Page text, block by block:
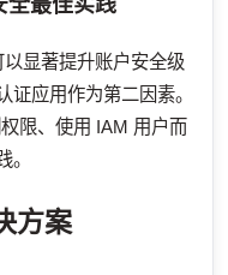
全最佳实践
显著提升账户安全级
应用作为第二因素。
限、使用 IAM 用户而
。
方案